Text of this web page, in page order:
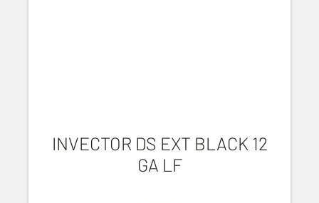
INVECTOR DS EXT BLACK 12
GA LF